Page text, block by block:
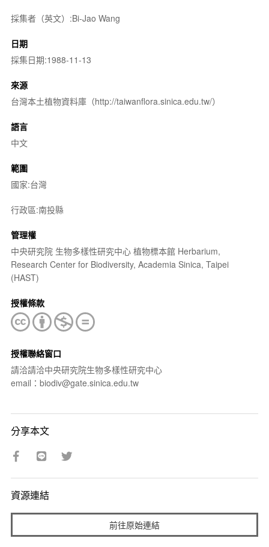
採集者（英文）:Bi-Jao Wang
日期
採集日期:1988-11-13
來源
台灣本土植物資料庫（http://taiwanflora.sinica.edu.tw/）
語言
中文
範圍
國家:台灣
行政區:南投縣
管理權
中央研究院 生物多樣性研究中心 植物標本館 Herbarium,
Research Center for Biodiversity, Academia Sinica, Taipei
(HAST)
授權條款
授權聯絡窗口
請洽請洽中央研究院生物多樣性研究中心
email：biodiv@gate.sinica.edu.tw
分享本文
資源連結
前往原始連結